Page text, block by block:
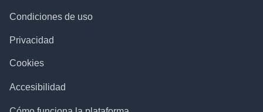
Condiciones de uso
Privacidad
Cookies
Accesibilidad